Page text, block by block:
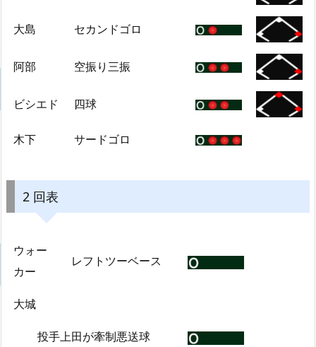
大島 セカンドゴロ
阿部 空振り三振
ビシエド 四球
木下 サードゴロ
2 回表
ウォー
カー
レフトツーベース
大城
投手上田が牽制悪送球